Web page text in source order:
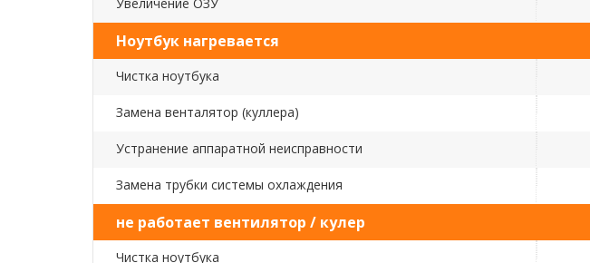
Ноутбук нагревается
Чистка ноутбука
Замена венталятор (куллера)
Устранение аппаратной неисправности
Замена трубки системы охлаждения
не работает вентилятор / кулер
Чистка ноутбука